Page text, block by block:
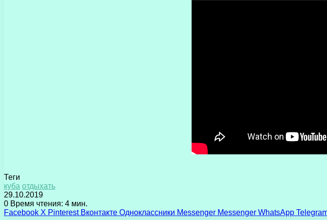
Теги
куба отдыхать
29.10.2019
0 Время чтения: 4 мин.
Facebook X Pinterest Вконтакте Одноклассники Messenger Messenger WhatsApp